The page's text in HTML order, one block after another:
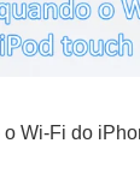
Wi-Fi do